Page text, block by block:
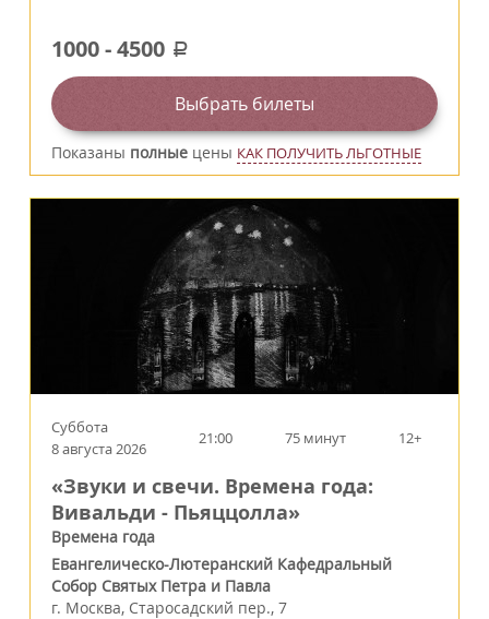
1000-4500 a
Выбрать билеты
Показаны полные цены КАК ПОЛУЧИТЬ ЛЬГОТНЫЕ
Суббота
8 августа 2026
21:00 75 минут 12+
«Звуки и свечи. Времена года:
Вивальди - Пьяццолла»
Времена года
Евангелическо-Лютеранский Кафедральный
Собор Святых Петра и Павла
г. Москва, Старосадский пер., 7